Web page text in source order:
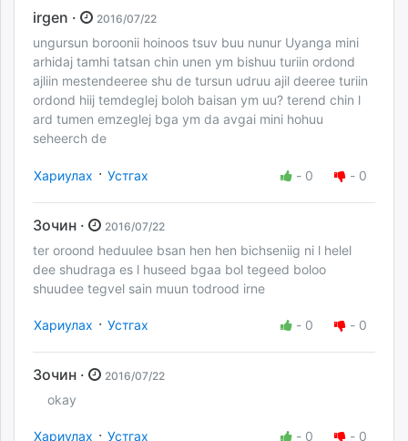
irgen · 2016/07/22
ungursun boroonii hoinoos tsuv buu nunur Uyanga mini
arhidaj tamhi tatsan chin unen ym bishuu turiin ordond
ajliin mestendeeree shu de tursun udruu ajil deeree turiin
ordond hiij temdeglej boloh baisan ym uu? terend chin l
ard tumen emzeglej bga ym da avgai mini hohuu
seheerch de
Хариулах · Устгах - 0 - 0
Зочин · 2016/07/22
ter oroond heduulee bsan hen hen bichseniig ni l helel
dee shudraga es l huseed bgaa bol tegeed boloo
shuudee tegvel sain muun todrood irne
Хариулах · Устгах - 0 - 0
Зочин · 2016/07/22
okay
Хариулах · Устгах - 0 - 0